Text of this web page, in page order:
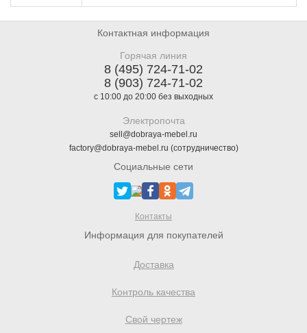
Контактная информация
Горячая линия
8 (495) 724-71-02
8 (903) 724-71-02
с 10:00 до 20:00 без выходных
Электропочта
sell@dobraya-mebel.ru
factory@dobraya-mebel.ru (сотрудничество)
Социальные сети
Контакты
Информация для покупателей
Доставка
Контроль качества
Свой чертеж